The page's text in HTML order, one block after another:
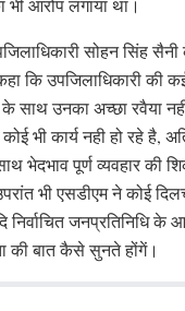
आरोप लगाया था।
सोहन सिंह
कि उपजिलाधिकारी की
साथ उनका अच्छा रवैया
भी कार्य नही हो रहे है,
भेदभाव पूर्ण व्यवहार की
भी एसडीएम ने कोई
निर्वाचित जनप्रतिनिधि के
बात कैसे सुनते होंगें।